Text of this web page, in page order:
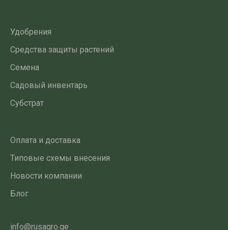
Удобрения
Средства защиты растений
Семена
Садовый инвентарь
Субстрат
Оплата и доставка
Типовые схемы внесения
Новости компании
Блог
info@rusagro.ge